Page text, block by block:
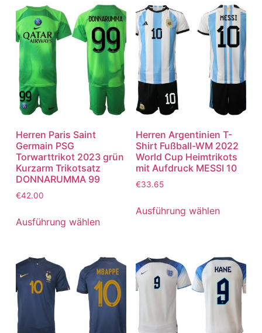
Herren Paris Saint
Germain PSG
Torwarttrikot 2023 grün
Kurzarm Trikotsatz
DONNARUMMA 99
€42.00
Ausführung wählen
Herren Argentinien T-
Shirt Fußball-WM 2022
World Cup Heimtrikots
mit Aufdruck MESSI 10
€33.65
Ausführung wählen